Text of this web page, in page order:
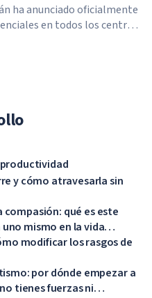
ha anunciado oficialmente
en todos los centros
enseñanza a distancia por
y cómo atravesarla sin
qué es este
mismo en la vida
modificar los rasgos de
por dónde empezar a
tienes fuerzas ni